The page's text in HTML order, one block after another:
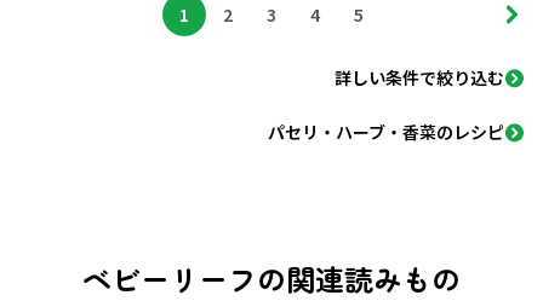
1 2 3 4 5
詳しい条件で絞り込む
パセリ・ハーブ・香菜のレシピ
ベビーリーフの関連読みもの